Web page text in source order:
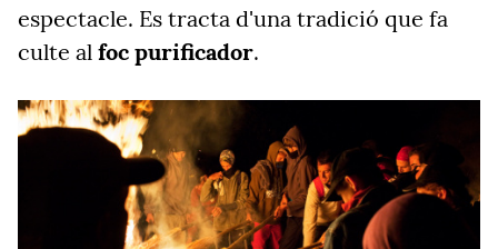
espectacle. Es tracta d'una tradició que fa
culte al foc purificador.